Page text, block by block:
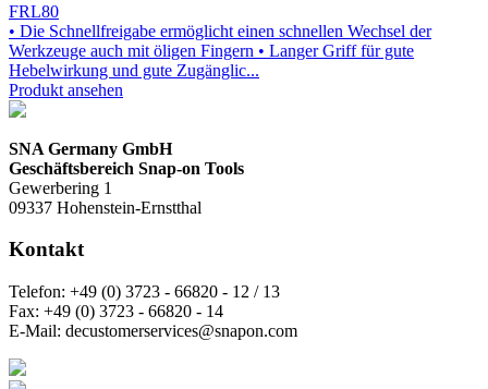
FRL80
• Die Schnellfreigabe ermöglicht einen schnellen Wechsel der
Werkzeuge auch mit öligen Fingern • Langer Griff für gute
Hebelwirkung und gute Zugänglic...
Produkt ansehen
SNA Germany GmbH
Geschäftsbereich Snap-on Tools
Gewerbering 1
09337 Hohenstein-Ernstthal
Kontakt
Telefon: +49 (0) 3723 - 66820 - 12 / 13
Fax: +49 (0) 3723 - 66820 - 14
E-Mail: decustomerservices@snapon.com